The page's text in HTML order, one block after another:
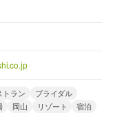
トラン
ブライダル
岡山 リゾート
宿泊